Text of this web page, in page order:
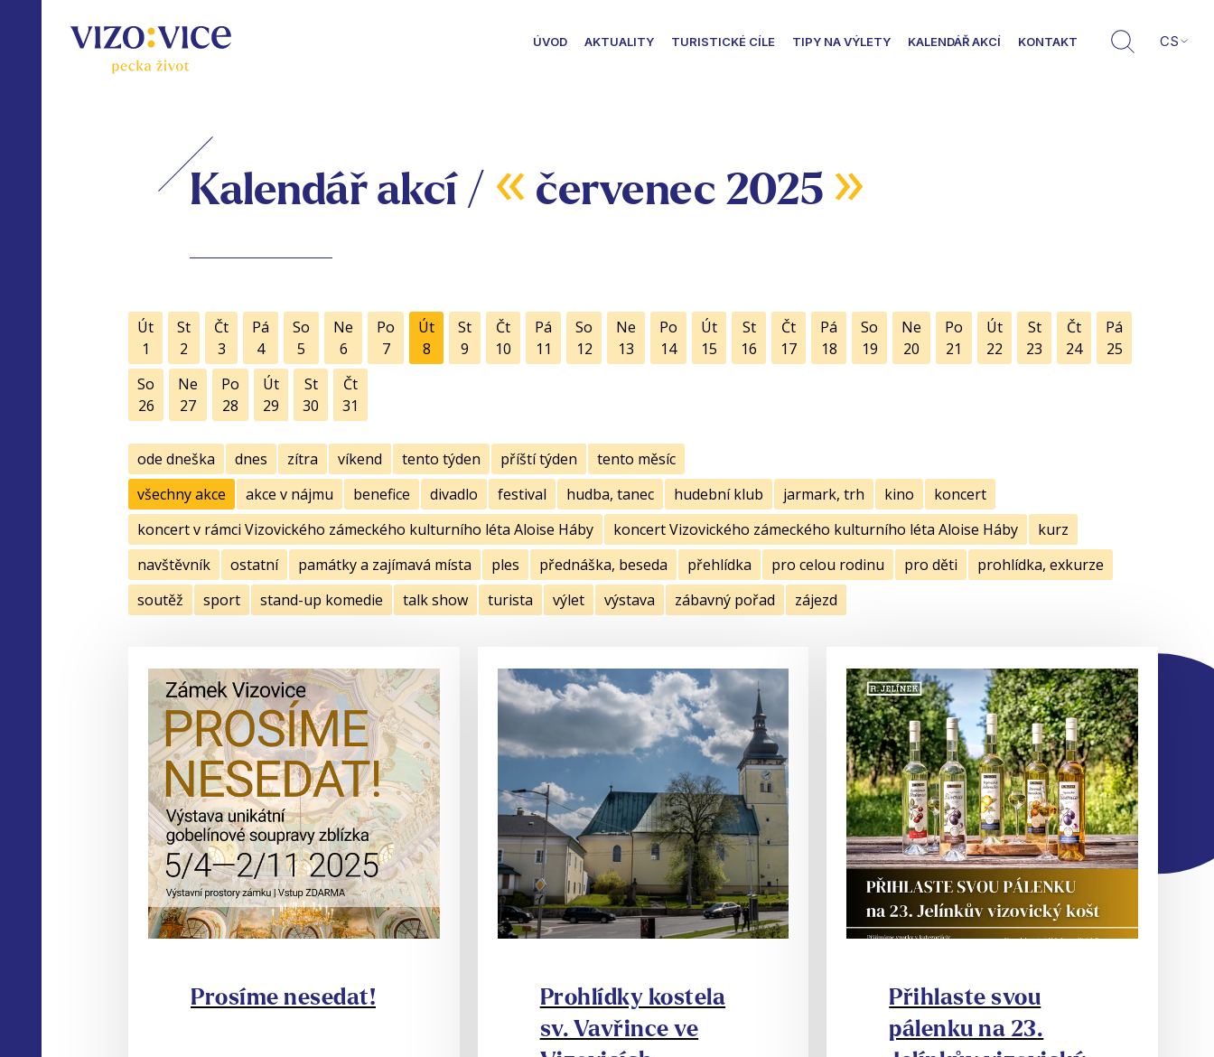
ÚVOD AKTUALITY TURISTICKÉ CÍLE TIPY NA VÝLETY KALENDÁŘ AKCÍ KONTAKT CS
Kalendář akcí / « červenec 2025 »
Út
1
St
2
Čt
3
Pá
4
So
5
Ne
6
Po
7
Út
8
St
9
Čt
10
Pá
11
So
12
Ne
13
Po
14
Út
15
St
16
Čt
17
Pá
18
So
19
Ne
20
Po
21
Út
22
St
23
Čt
24
Pá
25
So
26
Ne
27
Po
28
Út
29
St
30
Čt
31
ode dneška dnes zítra víkend tento týden příští týden
tento měsíc
všechny akce
akce v nájmu benefice divadlo festival hudba, tanec hudební klub jarmark, trh kino
koncert
koncert v rámci Vizovického zámeckého kulturního léta Aloise Háby
koncert Vizovického zámeckého kulturního léta Aloise Háby
kurz
navštěvník
ostatní památky a zajímavá místa ples přednáška, beseda přehlídka pro celou rodinu pro děti
prohlídka, exkurze
soutěž
sport stand-up komedie talk show turista výlet výstava zábavný pořad zájezd
Prosíme nesedat!
Prohlídky kostela
sv. Vavřince ve
Přihlaste svou
pálenku na 23.